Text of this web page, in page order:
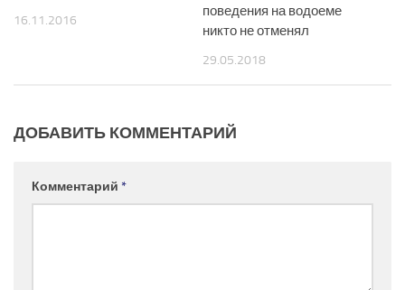
16.11.2016
поведения на водоеме
никто не отменял
29.05.2018
ДОБАВИТЬ КОММЕНТАРИЙ
Комментарий *